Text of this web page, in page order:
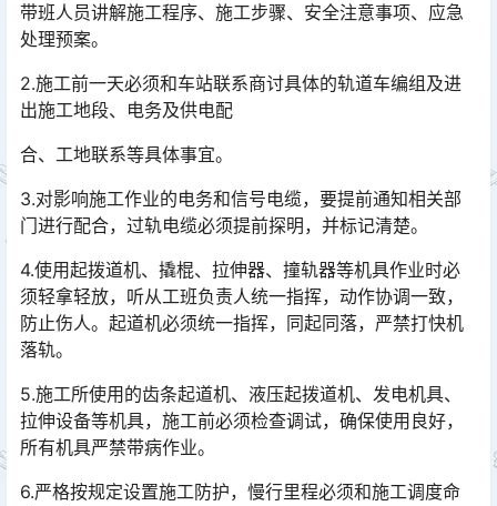
带班人员讲解施工程序、施工步骤、安全注意事项、应急
处理预案。󠅅󠅃󠄵󠅂󠄪󠇖󠆨󠆨󠇕󠆞󠆒󠅬󠇘󠆭󠆘󠇙󠆝󠅵󠇗󠆭󠆁󠄐󠇗󠅹󠅸󠇖󠆍󠅳󠇖󠅹󠅰󠇖󠆌󠅹
2.施工前一天必须和车站联系商讨具体的轨道车编组及进
出施工地段、电务及供电配
合、工地联系等具体事宜。
3.对影响施工作业的电务和信号电缆，要提前通知相关部
门进行配合，过轨电缆必须提前探明，并标记清楚。
4.使用起拨道机、撬棍、拉伸器、撞轨器等机具作业时必
须轻拿轻放，听从工班负责人统一指挥，动作协调一致，
防止伤人。起道机必须统一指挥，同起同落，严禁打快机
落轨。
5.施工所使用的齿条起道机、液压起拨道机、发电机具、
拉伸设备等机具，施工前必须检查调试，确保使用良好，
所有机具严禁带病作业。
6.严格按规定设置施工防护，慢行里程必须和施工调度命